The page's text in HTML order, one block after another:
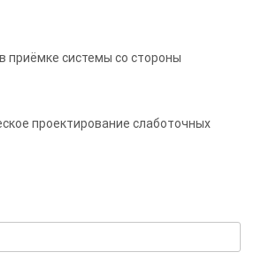
приёмке системы со стороны
проектирование слаботочных